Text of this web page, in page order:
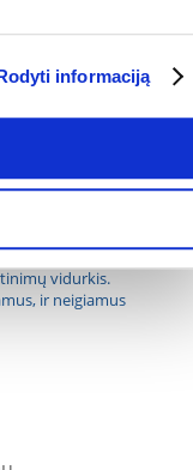
informaciją
klientai, kurie jį
vidurkis.
ir neigiamus